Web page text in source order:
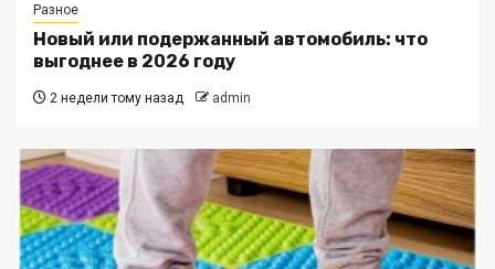
Разное
Новый или подержанный автомобиль: что
выгоднее в 2026 году
2 недели тому назад admin